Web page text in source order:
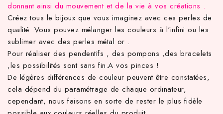
donnant ainsi du mouvement et de la vie à vos créations .
Créez tous le bijoux que vous imaginez avec ces perles de
qualité .Vous pouvez mélanger les couleurs à l'infini ou les
sublimer avec des perles métal or .
Pour réaliser des pendentifs , des pompons ,des bracelets
,les possibilités sont sans fin.A vos pinces !
De légères différences de couleur peuvent être constatées,
cela dépend du paramétrage de chaque ordinateur,
cependant, nous faisons en sorte de rester le plus fidèle